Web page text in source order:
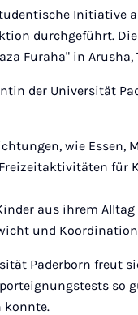
Initiative
durchgeführt.
Furaha" in Arusha,
der Universität
wie Essen,
für
aus ihrem
und
Paderborn freut
so
konnte.